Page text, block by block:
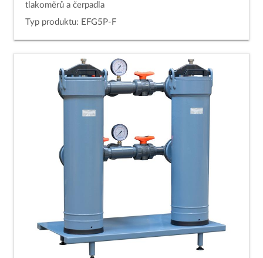
tlakoměrů a čerpadla
Typ produktu: EFG5P-F